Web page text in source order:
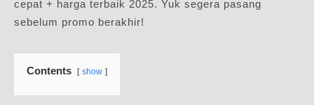
cepat + harga terbaik 2025. Yuk segera pasang
sebelum promo berakhir!
Contents show